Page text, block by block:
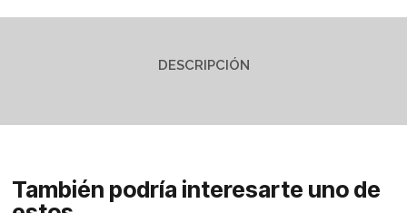
DESCRIPCIÓN
También podría interesarte uno de